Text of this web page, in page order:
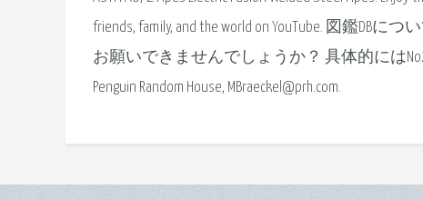
friends, family, and the world on YouTube. 図鑑
お願いできませんでしょうか？ 具体的にはNo200～
Penguin Random House, MBraeckel@prh.com.